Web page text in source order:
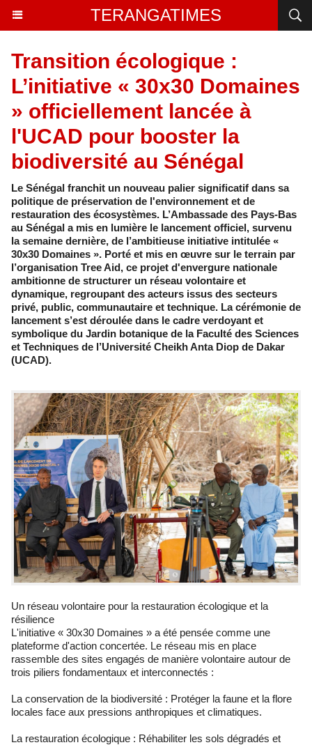
TERANGATIMES
Transition écologique :
L’initiative « 30x30 Domaines
» officiellement lancée à
l'UCAD pour booster la
biodiversité au Sénégal
Le Sénégal franchit un nouveau palier significatif dans sa
politique de préservation de l'environnement et de
restauration des écosystèmes. L’Ambassade des Pays-Bas
au Sénégal a mis en lumière le lancement officiel, survenu
la semaine dernière, de l’ambitieuse initiative intitulée «
30x30 Domaines ». Porté et mis en œuvre sur le terrain par
l’organisation Tree Aid, ce projet d'envergure nationale
ambitionne de structurer un réseau volontaire et
dynamique, regroupant des acteurs issus des secteurs
privé, public, communautaire et technique. La cérémonie de
lancement s’est déroulée dans le cadre verdoyant et
symbolique du Jardin botanique de la Faculté des Sciences
et Techniques de l’Université Cheikh Anta Diop de Dakar
(UCAD).
Un réseau volontaire pour la restauration écologique et la
résilience
L'initiative « 30x30 Domaines » a été pensée comme une
plateforme d'action concertée. Le réseau mis en place
rassemble des sites engagés de manière volontaire autour de
trois piliers fondamentaux et interconnectés :
La conservation de la biodiversité : Protéger la faune et la flore
locales face aux pressions anthropiques et climatiques.
La restauration écologique : Réhabiliter les sols dégradés et